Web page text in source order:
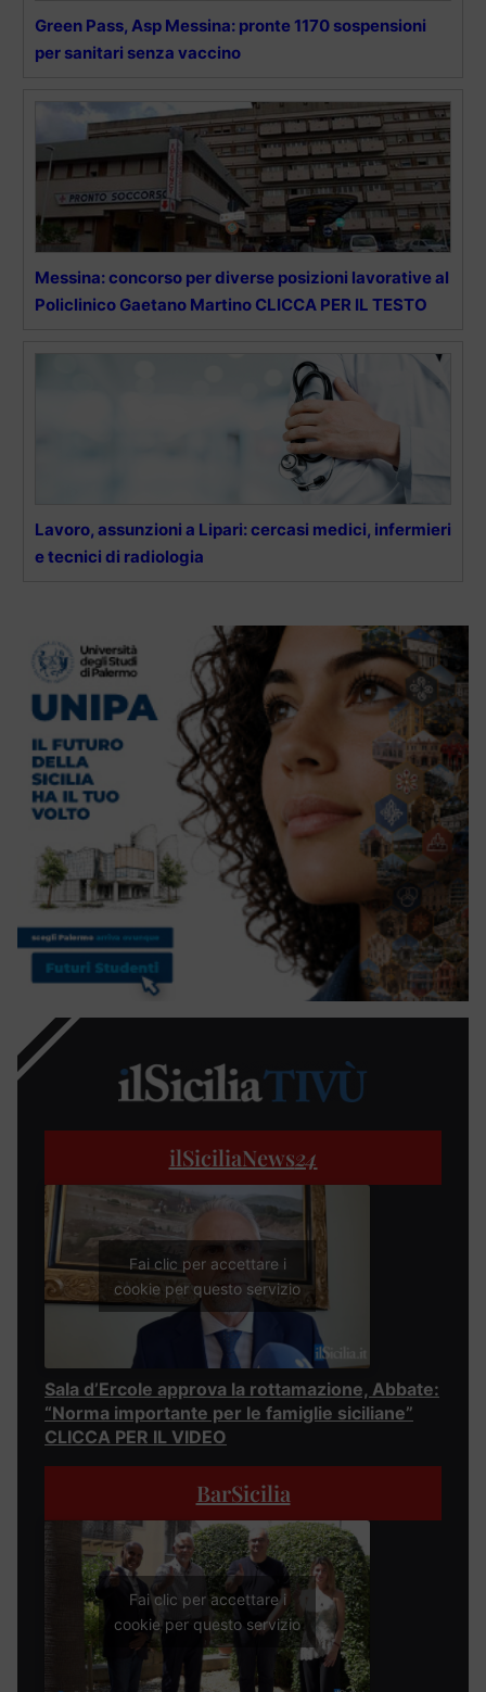
Green Pass, Asp Messina: pronte 1170 sospensioni
per sanitari senza vaccino
Messina: concorso per diverse posizioni lavorative al
Policlinico Gaetano Martino CLICCA PER IL TESTO
Lavoro, assunzioni a Lipari: cercasi medici, infermieri
e tecnici di radiologia
ilSiciliaNews24
Fai clic per accettare i
cookie per questo servizio
Sala d’Ercole approva la rottamazione, Abbate:
“Norma importante per le famiglie siciliane”
CLICCA PER IL VIDEO
BarSicilia
Fai clic per accettare i
cookie per questo servizio